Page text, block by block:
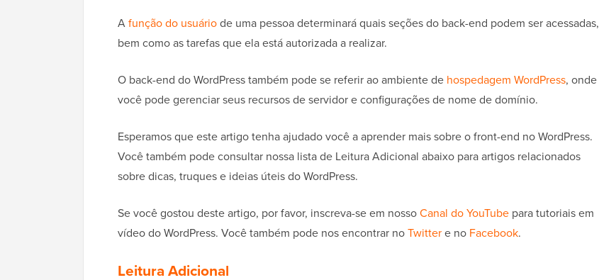
Afunção do usuáriode uma pessoa determinará quais seções do back-end podem ser acessadas,
bem como as tarefas que ela está autorizada a realizar.
O back-end do WordPress também pode se referir ao ambiente de hospedagem WordPress, onde
você pode gerenciar seus recursos de servidor e configurações de nome de domínio.
Esperamos que este artigo tenha ajudado você a aprender mais sobre o front-end no WordPress.
Você também pode consultar nossa lista de Leitura Adicional abaixo para artigos relacionados
sobre dicas, truques e ideias úteis do WordPress.
Se você gostou deste artigo, por favor, inscreva-se em nossoCanal do YouTube para tutoriais em
vídeo do WordPress. Você também pode nos encontrar noTwittere no Facebook.
Leitura Adicional